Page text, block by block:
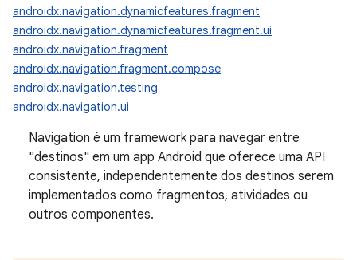
androidx.navigation.dynamicfeatures.fragment
androidx.navigation.dynamicfeatures.fragment.ui
androidx.navigation.fragment
androidx.navigation.fragment.compose
androidx.navigation.testing
androidx.navigation.ui
Navigation é um framework para navegar entre
"destinos" em um app Android que oferece uma API
consistente, independentemente dos destinos serem
implementados como fragmentos, atividades ou
outros componentes.